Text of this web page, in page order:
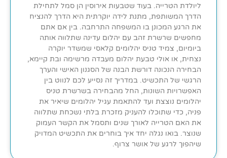
ליולדת הטרייה. בעוד שטבעות אירוסין הן סמל לתחילת
הדרך המשותפת, מתנת לידה יוקרתית היא הדרך להנציח
את הרגע המכונן בו המשפחה התרחבה. בין אם אתם
מחפשים שרשרת זהב עם יהלום עדינה שתלווה אותה
ביומיום, צמיד טניס יהלומים קלאסי שמשדר יוקרה
נצחית, או אולי טבעת יהלום מעבדה מרשימה ובת קיימא,
הבחירה הנכונה דורשת הבנה של הסגנון האישי והערך
הרגשי של התכשיט. במדריך זה נסייע לכם לנווט בין
האפשרויות השונות, החל מהבחירה בשרשרת טניס
יהלומים נוצצת ועד להתאמת עגיל יהלומים שיאיר את
פניה, כדי שתוכלו להעניק מזכרת בלתי נשכחת שתלווה
את האם הטרייה לאורך שנים ותסמל את הקשר העמוק
שנוצר. בואו נגלה יחד איך בוחרים את התכשיט המדויק
שיהפוך לרגע של אושר צרוף.